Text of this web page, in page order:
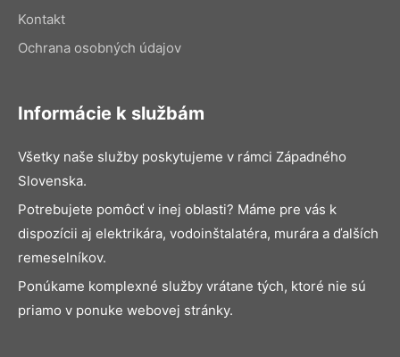
Kontakt
Ochrana osobných údajov
Informácie k službám
Všetky naše služby poskytujeme v rámci Západného
Slovenska.
Potrebujete pomôcť v inej oblasti? Máme pre vás k
dispozícii aj elektrikára, vodoinštalatéra, murára a ďalších
remeselníkov.
Ponúkame komplexné služby vrátane tých, ktoré nie sú
priamo v ponuke webovej stránky.